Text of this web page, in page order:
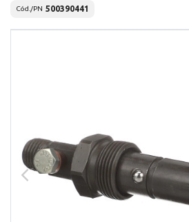
Cód./PN 500390441